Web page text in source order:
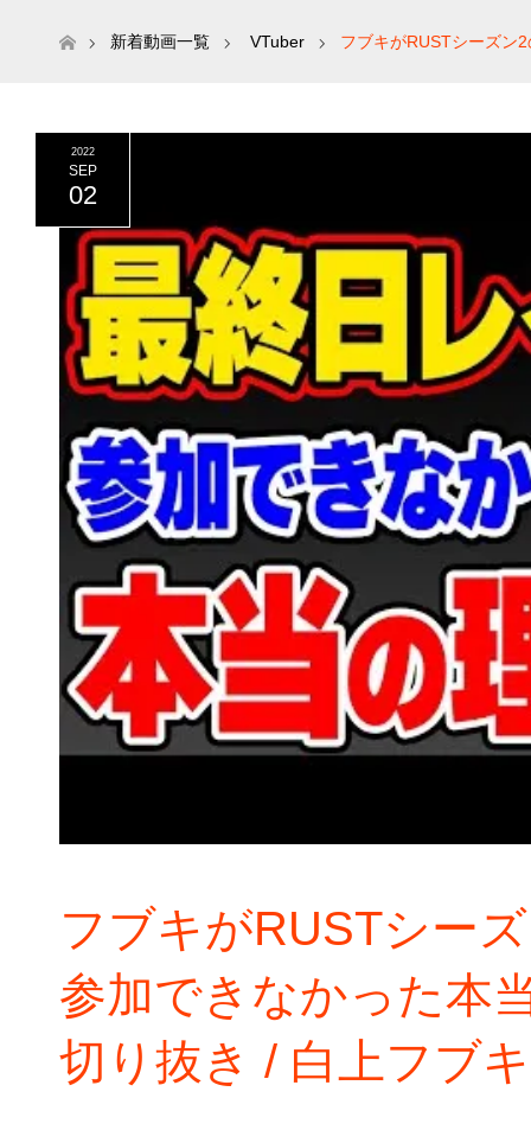
ホーム新着動画一覧 VTuber フブキがRUSTシーズン
2022
SEP
02
フブキがRUSTシー
参加できなかった本
切り抜き / 白上フブ